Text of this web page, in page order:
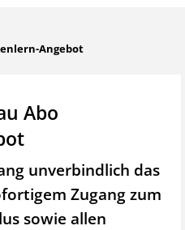
Angebot
Abo
unverbindlich das
Zugang zum
sowie allen